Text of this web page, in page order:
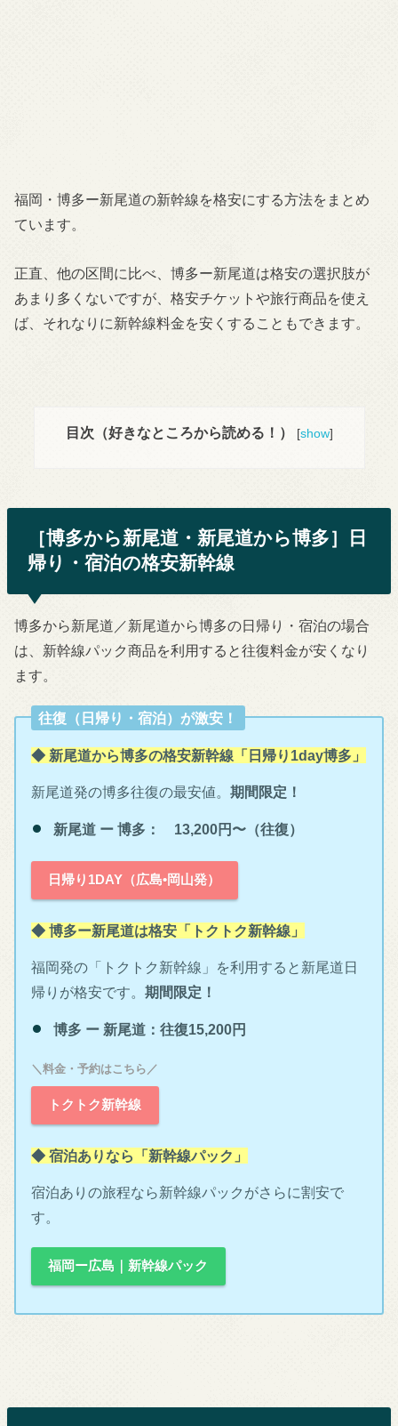
福岡・博多ー新尾道の新幹線を格安にする方法をまとめ
ています。
正直、他の区間に比べ、博多ー新尾道は格安の選択肢が
あまり多くないですが、格安チケットや旅行商品を使え
ば、それなりに新幹線料金を安くすることもできます。
目次（好きなところから読める！） [show]
［博多から新尾道・新尾道から博多］日
帰り・宿泊の格安新幹線
博多から新尾道／新尾道から博多の日帰り・宿泊の場合
は、新幹線パック商品を利用すると往復料金が安くなり
ます。
往復（日帰り・宿泊）が激安！
◆ 新尾道から博多の格安新幹線「日帰り1day博多」
新尾道発の博多往復の最安値。期間限定！
新尾道 ー 博多： 13,200円〜（往復）
日帰り1DAY（広島•岡山発）
◆ 博多ー新尾道は格安「トクトク新幹線」
福岡発の「トクトク新幹線」を利用すると新尾道日
帰りが格安です。期間限定！
博多 ー 新尾道：往復15,200円
＼料金・予約はこちら／
トクトク新幹線
◆ 宿泊ありなら「新幹線パック」
宿泊ありの旅程なら新幹線パックがさらに割安で
す。
福岡ー広島｜新幹線パック